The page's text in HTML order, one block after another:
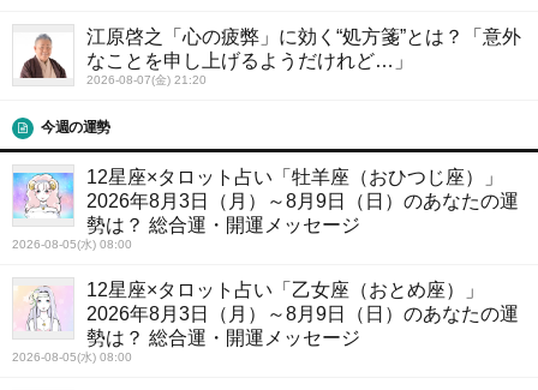
江原啓之「心の疲弊」に効く“処方箋”とは？「意外
なことを申し上げるようだけれど…」
2026-08-07(金) 21:20
今週の運勢
12星座×タロット占い「牡羊座（おひつじ座）」
2026年8月3日（月）～8月9日（日）のあなたの運
勢は？ 総合運・開運メッセージ
2026-08-05(水) 08:00
12星座×タロット占い「乙女座（おとめ座）」
2026年8月3日（月）～8月9日（日）のあなたの運
勢は？ 総合運・開運メッセージ
2026-08-05(水) 08:00